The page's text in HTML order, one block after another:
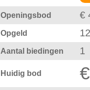
Openingsbod €
Opgeld
Aantal biedingen 1
Huidig bod